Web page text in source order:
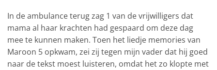
In de ambulance terug zag 1 van de vrijwilligers dat
mama al haar krachten had gespaard om deze dag
mee te kunnen maken. Toen het liedje memories van
Maroon 5 opkwam, zei zij tegen mijn vader dat hij goed
naar de tekst moest luisteren, omdat het zo klopte met